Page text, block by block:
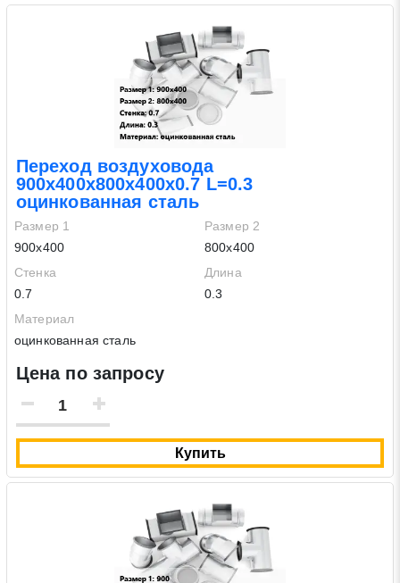
Переход воздуховода
900х400х800х400х0.7 L=0.3
оцинкованная сталь
Размер 1
900х400
Размер 2
800х400
Стенка
0.7
Длина
0.3
Материал
оцинкованная сталь
Цена по запросу
Купить
Заявка на обратный звонок
* - обязательные поля для заполнения
Нажимая на кнопку «Отправить заявку» Вы даете согласие
на обработку своих персональных данных в соответствии со
статьей 9 Федерального закона от 27 июля 2006 г. N 152-ФЗ
«О персональных данных», а также соглашаетесь на
информационную рассылку по средством e-mail или СМС